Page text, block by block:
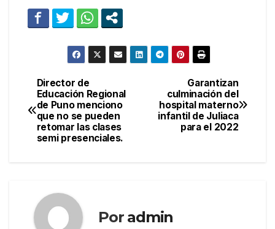
Navegación
de
entradas
Garantizan
culminación del
hospital materno
infantil de Juliaca
para el 2022
Director de
Educación Regional
de Puno menciono
que no se pueden
retomar las clases
semi presenciales.
Por admin